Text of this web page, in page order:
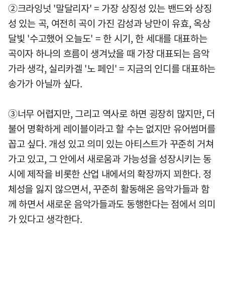
②크라잉넛 '말달리자' = 가장 상징성 있는 밴드와 상징
성 있는 곡, 여전히 곡이 가진 감성과 낭만이 유효, 옥상
달빛 '수고했어 오늘도' = 한 시기, 한 세대를 대표하는
곡이자 하나의 흐름이 생겨났을 때 가장 대표되는 음악
가라 생각, 실리카겔 '노 페인' = 지금의 인디를 대표하는
송가가 아닐까 싶다.
③너무 어렵지만, 그리고 역사로 하면 굉장히 많지만, 더
불어 명확하게 레이블이라고 할 수는 없지만 유어썸머를
꼽고 싶다. 개성 있고 의미 있는 아티스트가 꾸준히 거쳐
가고 있고, 그 안에서 새로움과 가능성을 성장시키는 동
시에 제작을 비롯한 산업 내에서의 확장까지 꾀한다. 정
체성을 잃지 않으면서, 꾸준히 활동해온 음악가들과 함
께 하면서 새로운 음악가들과도 동행한다는 점에서 의미
가 있다고 생각한다.